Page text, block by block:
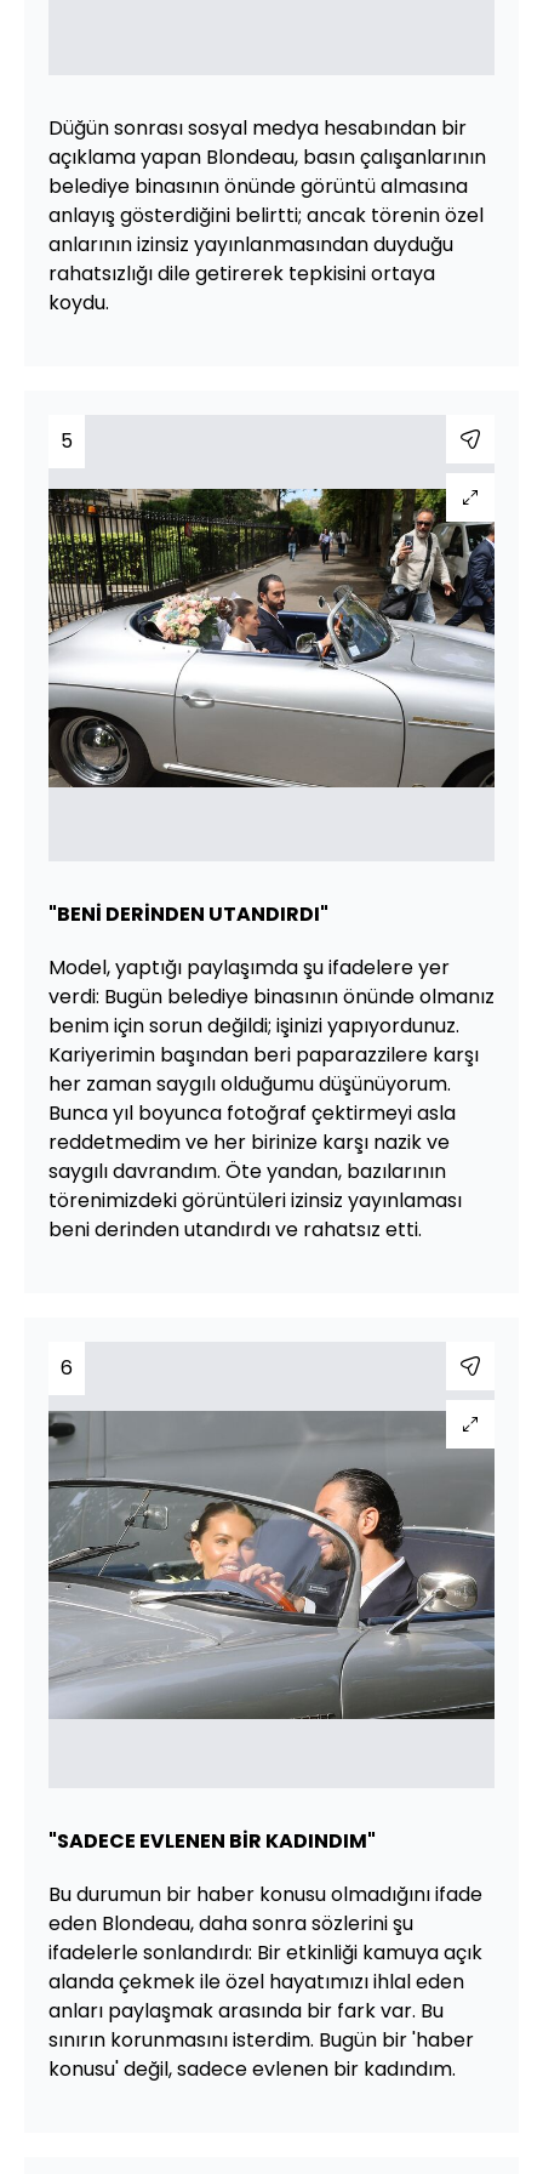
Düğün sonrası sosyal medya hesabından bir
açıklama yapan Blondeau, basın çalışanlarının
belediye binasının önünde görüntü almasına
anlayış gösterdiğini belirtti; ancak törenin özel
anlarının izinsiz yayınlanmasından duyduğu
rahatsızlığı dile getirerek tepkisini ortaya
koydu.
5
"BENİ DERİNDEN UTANDIRDI"
Model, yaptığı paylaşımda şu ifadelere yer
verdi: Bugün belediye binasının önünde olmanız
benim için sorun değildi; işinizi yapıyordunuz.
Kariyerimin başından beri paparazzilere karşı
her zaman saygılı olduğumu düşünüyorum.
Bunca yıl boyunca fotoğraf çektirmeyi asla
reddetmedim ve her birinize karşı nazik ve
saygılı davrandım. Öte yandan, bazılarının
törenimizdeki görüntüleri izinsiz yayınlaması
beni derinden utandırdı ve rahatsız etti.
6
"SADECE EVLENEN BİR KADINDIM"
Bu durumun bir haber konusu olmadığını ifade
eden Blondeau, daha sonra sözlerini şu
ifadelerle sonlandırdı: Bir etkinliği kamuya açık
alanda çekmek ile özel hayatımızı ihlal eden
anları paylaşmak arasında bir fark var. Bu
sınırın korunmasını isterdim. Bugün bir 'haber
konusu' değil, sadece evlenen bir kadındım.